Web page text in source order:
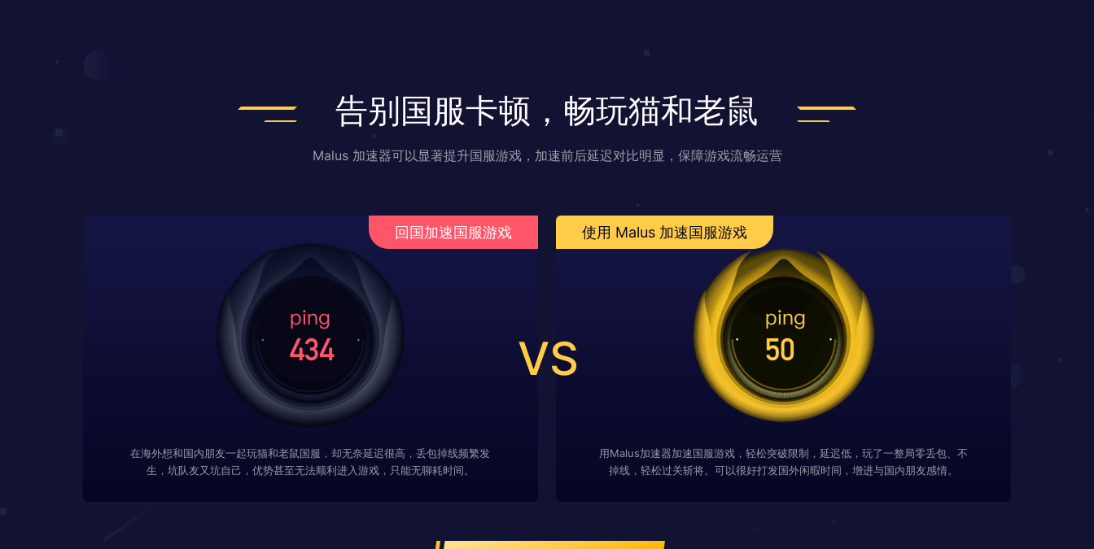
告别国服卡顿，畅玩猫和老鼠
Malus 加速器可以显著提升国服游戏，加速前后延迟对比明显，保障游戏流畅运营
回国加速国服游戏
在海外想和国内朋友一起玩猫和老鼠国服，却无奈延迟很高，丢包掉线频繁发
生，坑队友又坑自己，优势甚至无法顺利进入游戏，只能无聊耗时间。
VS
使用 Malus 加速国服游戏
用Malus加速器加速国服游戏，轻松突破限制，延迟低，玩了一整局零丢包、不
掉线，轻松过关斩将。可以很好打发国外闲暇时间，增进与国内朋友感情。